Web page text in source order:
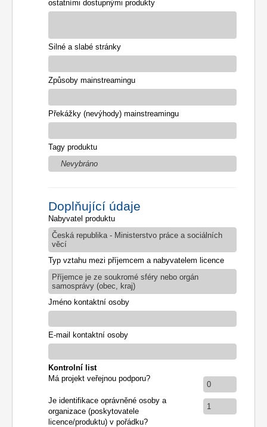
ostatními dostupnými produkty
Silné a slabé stránky
Způsoby mainstreamingu
Překážky (nevýhody) mainstreamingu
Tagy produktu
Nevybráno
Doplňující údaje
Nabyvatel produktu
Česká republika - Ministerstvo práce a sociálních
věcí
Typ vztahu mezi příjemcem a nabyvatelem licence
Příjemce je ze soukromé sféry nebo orgán
samosprávy (obec, kraj)
Jméno kontaktní osoby
E-mail kontaktní osoby
Kontrolní list
Má projekt veřejnou podporu?
0
Je identifikace oprávněné osoby a
organizace (poskytovatele
licence/produktu) v pořádku?
1